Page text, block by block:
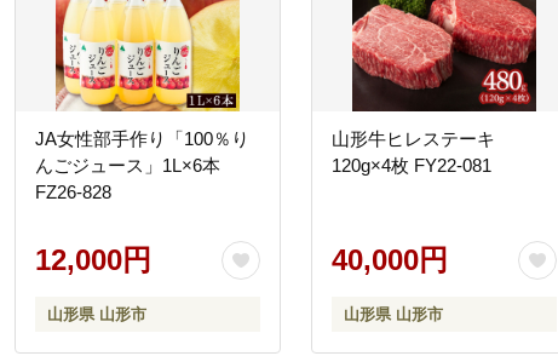
JA女性部手作り「100％り
んごジュース」1L×6本
FZ26-828
12,000円
山形県 山形市
山形牛ヒレステーキ
120g×4枚 FY22-081
40,000円
山形県 山形市